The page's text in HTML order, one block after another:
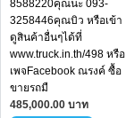
8588220คุณนะ 093-
3258446คุณบิว หรือเข้า
ดูสินค้าอื่นๆได้ที่
www.truck.in.th/498 หรือ
เพจFacebook ณรงค์ ซื้อ
ขายรถมื
485,000.00 บาท